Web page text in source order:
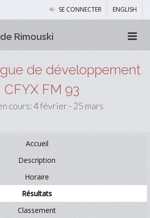
SE CONNECTER ENGLISH
Rimouski
de développement
CFYX FM 93
cours: 4 février - 25 mars
Accueil
Description
Horaire
Résultats
Classement